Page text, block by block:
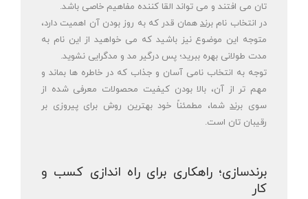
تان می افتند و می تواند القا کننده مفاهیم خاصی باشد.
در انتخاب نام برند همان قدر که به روز بودن آن اهمیت دارد،
متوجه این موضوع نیز باشید که می خواهید از این نام به
مدت طولانی بهره ببرید؛ پس درگیر مد و مدگرایی نشوید.
توجه به انتخاب نامی آسان و جذاب که در خاطره ها بماند و
مهم تر از آن، بالا بودن کیفیت محصولات معرفی شده از
سوی برندشما، مطمئناً خود بهترین روش برای پیروزی بر
رقیبان تان است.
برندسازی؛ راهکاری برای راه اندازی کسب و
کار